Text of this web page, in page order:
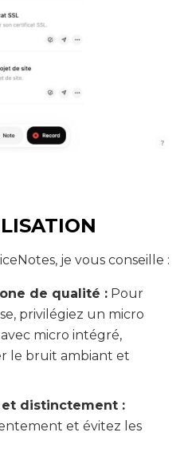
je vous conseille :
de qualité : Pour
privilégiez un micro
micro intégré,
le bruit ambiant et
distinctement :
et évitez les